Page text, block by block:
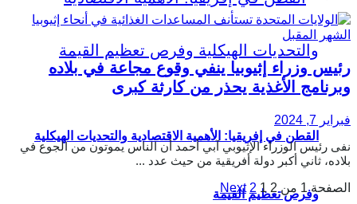
القطن في إفريقيا: الأهمية الاقتصادية والتحديات الهيكلية
وفرص تعظيم القيمة
رئيس وزراء إثيوبيا ينفي وقوع مجاعة في بلاده
وبرنامج الأغذية يحذر من كارثة كبرى
فبراير 7, 2024
نفى رئيس الوزراء الإثيوبي آبي أحمد أن الناس يموتون من الجوع في
بلاده، ثاني أكبر دولة أفريقية من حيث عدد ...
الصفحة 1 من 2
1
2
Next